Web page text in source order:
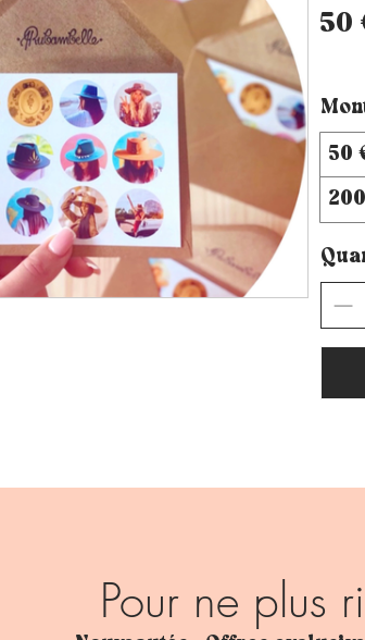
50
50
Pour ne plus